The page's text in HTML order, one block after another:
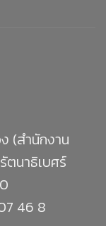
(สำนักงาน
ตนาธิเบศร์
46 8